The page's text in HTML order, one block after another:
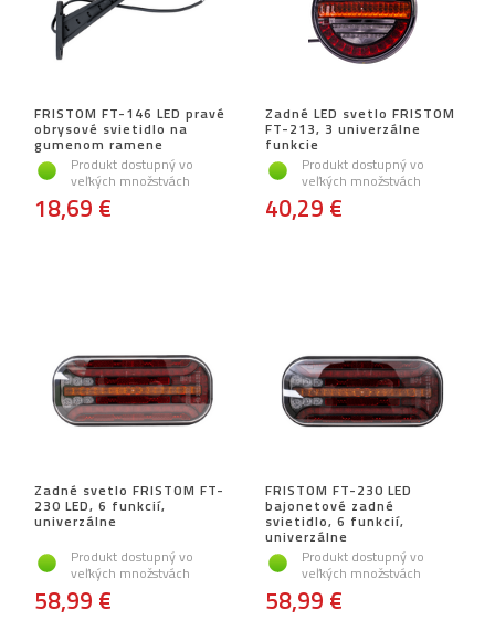
FRISTOM FT-146 LED pravé
obrysové svietidlo na
gumenom ramene
Produkt dostupný vo
veľkých množstvách
18,69 €
Zadné LED svetlo FRISTOM
FT-213, 3 univerzálne
funkcie
Produkt dostupný vo
veľkých množstvách
40,29 €
Zadné svetlo FRISTOM FT-
230 LED, 6 funkcií,
univerzálne
Produkt dostupný vo
veľkých množstvách
58,99 €
FRISTOM FT-230 LED
bajonetové zadné
svietidlo, 6 funkcií,
univerzálne
Produkt dostupný vo
veľkých množstvách
58,99 €